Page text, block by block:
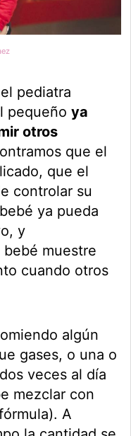
pediatra
pequeñoya
otros
que el
que el
controlar su
ya pueda
y
muestre
cuando otros
algún
gases, o una o
veces al día
mezclar con
A